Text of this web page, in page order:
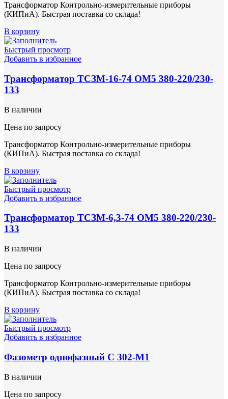
Трансформатор Контрольно-измерительные приборы
(КИПиА). Быстрая поставка со склада!
В корзину
Быстрый просмотр
Добавить в избранное
Трансформатор ТСЗМ-16-74 ОМ5 380-220/230-
133
В наличии
Цена по запросу
Трансформатор Контрольно-измерительные приборы
(КИПиА). Быстрая поставка со склада!
В корзину
Быстрый просмотр
Добавить в избранное
Трансформатор ТСЗМ-6,3-74 ОМ5 380-220/230-
133
В наличии
Цена по запросу
Трансформатор Контрольно-измерительные приборы
(КИПиА). Быстрая поставка со склада!
В корзину
Быстрый просмотр
Добавить в избранное
Фазометр однофазный С 302-М1
В наличии
Цена по запросу